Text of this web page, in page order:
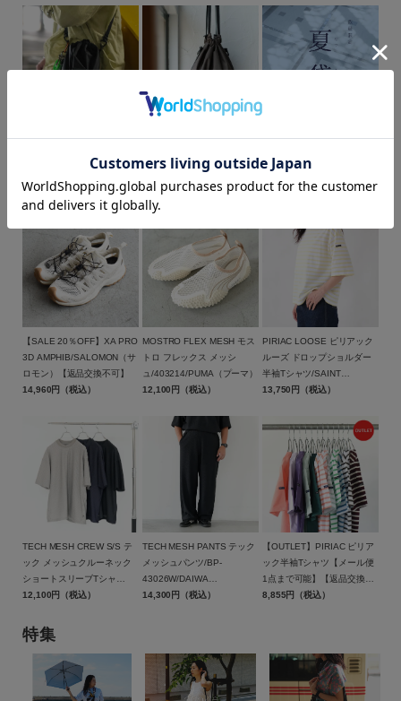
～
商品タイプ
通常商品 予約商品
セール価格 WEB限定
在庫
在庫あり 在庫なし含む
ストリング 巾着バッ
グ/BAICYCLON by
Bagjack(バイシクロン バイ
バッグジャック)【メール便1
6,380円（税込）
BROWN- ドローストリング
巾着バッグ ブラウン/BCL-
95BGY-BR/BAICYCLON by
Bagjack(バイシクロン バイ
バッグジャック)【メール便1
点まで可能】
6,380円（税込）
30,000円（税込）
【SALE 20％OFF】XA PRO
3D AMPHIB/SALOMON（サ
ロモン）【返品交換不可】
14,960円（税込）
MOSTRO FLEX MESH モス
トロ フレックス メッシ
ュ/403214/PUMA（プーマ）
12,100円（税込）
PIRIAC LOOSE ピリアック
ルーズ ドロップショルダー
半袖Tシャツ/SAINT
JAMES(セントジェームス)
13,750円（税込）
TECH MESH CREW S/S テ
ック メッシュクルーネック
ショートスリーブTシャ
ツ/BE-40026W/DAIWA
12,100円（税込）
TECH MESH PANTS テック
メッシュパンツ/BP-
43026W/DAIWA
PIER39（ダイワ ピア39）
14,300円（税込）
【OUTLET】PIRIAC ピリア
ック半袖Tシャツ【メール便
1点まで可能】【返品交換不
可】/SAINT JAMES（セント
8,855円（税込）
特集